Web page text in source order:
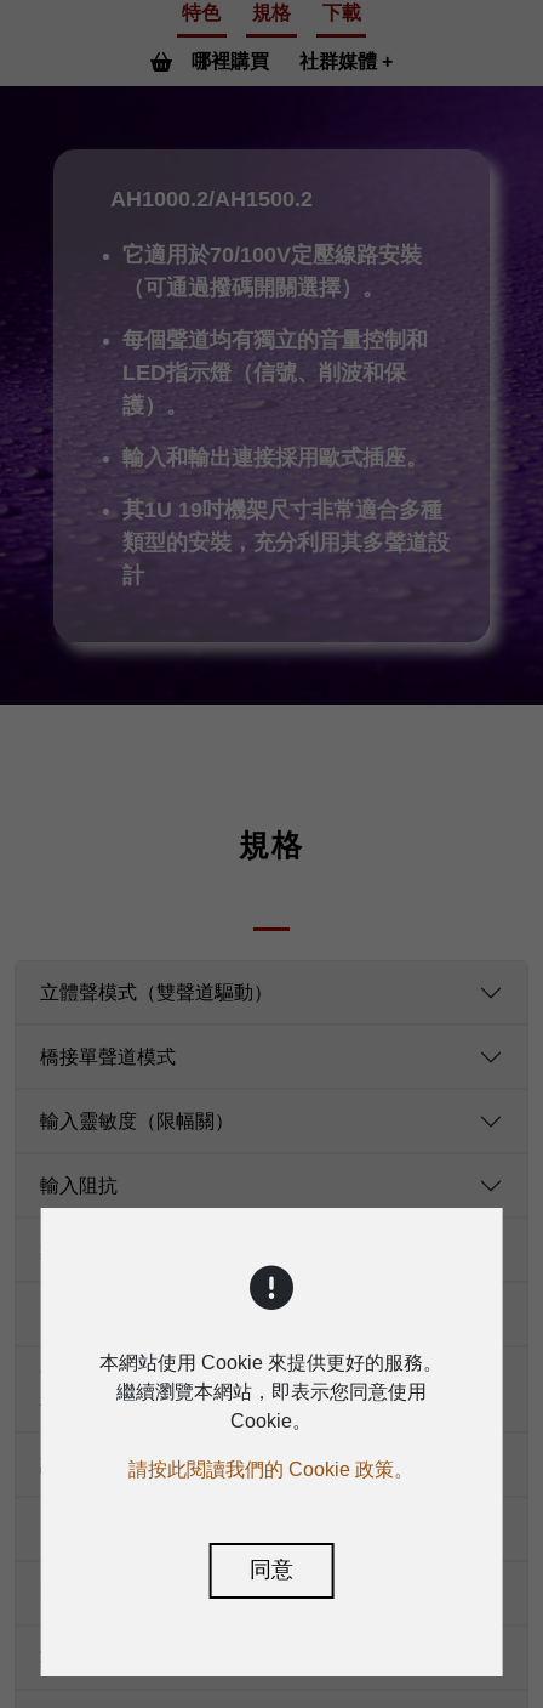
特色 規格 下載
哪裡購買 社群媒體
AH1000.2/AH1500.2
它適用於70/100V定壓線路安裝
（可通過撥碼開關選擇）。
每個聲道均有獨立的音量控制和
LED指示燈（信號、削波和保
護）。
輸入和輸出連接採用歐式插座。
其1U 19吋機架尺寸非常適合多種
類型的安裝，充分利用其多聲道設
計
規格
立體聲模式（雙聲道驅動）
橋接單聲道模式
輸入靈敏度（限幅關）
輸入阻抗
頻率響應<br/>(額定輸出功率10 dB ，8 Ω 負載)
THD+N<br/>（1 kHz參考頻率，1/8額定功率，A加
權）
訊噪比<br/>（參考額定功率，A加權）
功率/輸出電路
本網站使用 Cookie 來提供更好的服務。
繼續瀏覽本網站，即表示您同意使用
Cookie。
請按此閱讀我們的 Cookie 政策。
同意